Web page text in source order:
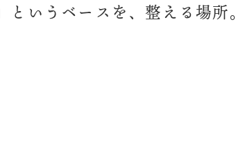
というベースを、整える場所。